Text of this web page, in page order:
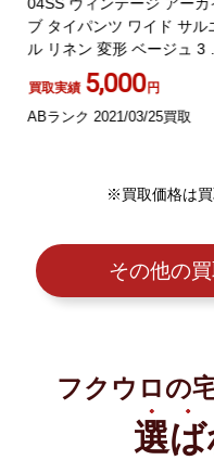
ブ タイパンツ ワイド サル
ル リネン 変形 ベージュ 3 L
買取実績 5,000円
ABランク 2021/03/25買取
※買取価格は
その他の
フクウロの
選